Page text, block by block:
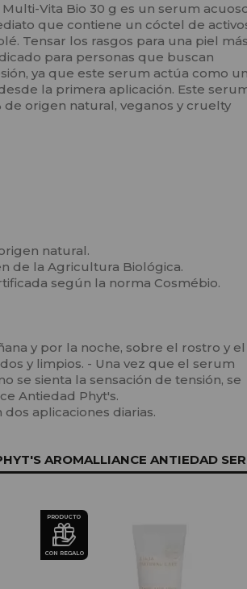
Vita Bio 30 g es un serum
que contiene un cóctel de
Tensar los rasgos para una piel más
para personas que buscan
ya que este serum actúa como un
la primera aplicación. Este
origen natural, veganos y cruelty
natural.
de la Agricultura Biológica.
según la norma Cosmébio.
y por la noche, sobre el rostro y el
y limpios. - Una vez que el serum
se sienta la sensación de tensión, se
Antiedad Phyt's.
aplicaciones diarias.
AROMALLIANCE ANTIEDAD
PRODUCTO
CON REGALO